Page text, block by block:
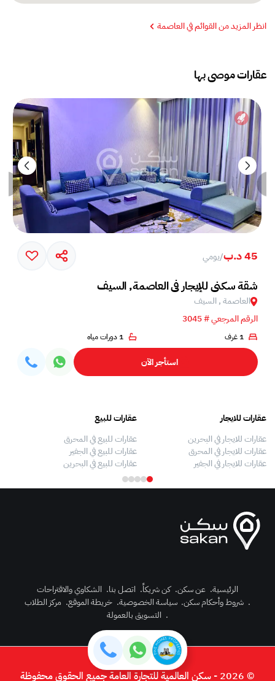
انظر المزيد من القوائم في العاصمة
عقارات موصى بها
45 د.ب /يومي
شقة سكني للإيجار في العاصمة, السيف
العاصمة , السيف
الرقم المرجعي # 3045
1 غرف 1 دورات مياه
استأجر الآن
عقارات للايجار
عقارات للايجار في البحرين
عقارات للايجار في المحرق
عقارات للايجار في الجفير
عقارات للبيع
عقارات للبيع في المحرق
عقارات للبيع في الجفير
عقارات للبيع في البحرين
الرئيسية. عن سكن. كن شريكاً. اتصل بنا. الشكاوي والاقتراحات
. شروط وأحكام سكن. سياسة الخصوصية. خريطة الموقع. مركز الطلاب
. التسويق بالعمولة
© 2026 - سكن العالمية للتجارة العامة جميع الحقوق محفوظة